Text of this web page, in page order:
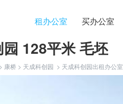
租办公室 买办公室
128平米 毛坯
> 康桥 > 天成科创园 > 天成科创园出租办公室